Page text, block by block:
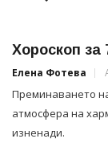
Хороскоп за
Елена Фотева
Преминаването
атмосфера на
изненади.